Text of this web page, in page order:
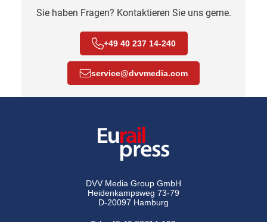
Sie haben Fragen? Kontaktieren Sie uns gerne.
+49 40 237 14-240
service@dvvmedia.com
DVV Media Group GmbH
Heidenkampsweg 73-79
D-20097 Hamburg